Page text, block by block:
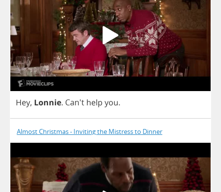
Hey, Lonnie. Can't help you.
Almost Christmas - Inviting the Mistress to Dinner